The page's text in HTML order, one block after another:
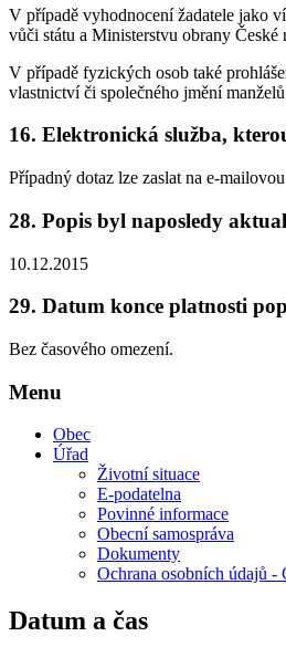
V případě vyhodnocení žadatele jako
vůči státu a Ministerstvu obrany České
V případě fyzických osob také
vlastnictví či společného jmění
16. Elektronická služba,
Případný dotaz lze zaslat na e-
28. Popis byl naposledy
10.12.2015
29. Datum konce platnosti
Bez časového omezení.
Menu
Obec
Úřad
Životní situace
E-podatelna
Povinné informace
Obecní samospráva
Dokumenty
Ochrana osobních údajů -
Datum a čas